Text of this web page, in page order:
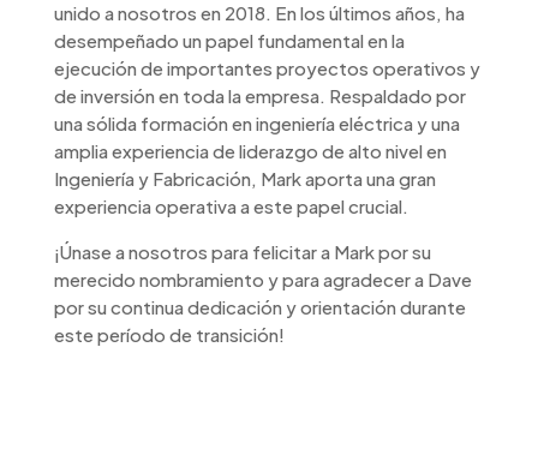
unido a nosotros en 2018. En los últimos años, ha
desempeñado un papel fundamental en la
ejecución de importantes proyectos operativos y
de inversión en toda la empresa. Respaldado por
una sólida formación en ingeniería eléctrica y una
amplia experiencia de liderazgo de alto nivel en
Ingeniería y Fabricación, Mark aporta una gran
experiencia operativa a este papel crucial.
¡Únase a nosotros para felicitar a Mark por su
merecido nombramiento y para agradecer a Dave
por su continua dedicación y orientación durante
este período de transición!